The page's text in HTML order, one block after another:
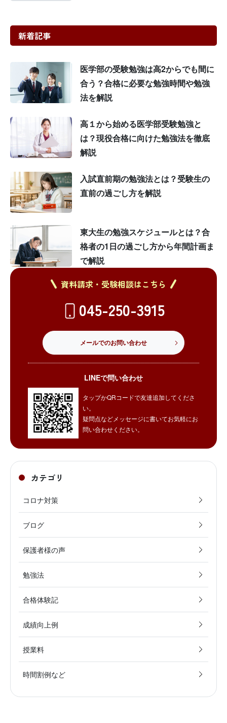
新着記事
医学部の受験勉強は高2からでも間に
合う？合格に必要な勉強時間や勉強
法を解説
高１から始める医学部受験勉強と
は？現役合格に向けた勉強法を徹底
解説
入試直前期の勉強法とは？受験生の
直前の過ごし方を解説
東大生の勉強スケジュールとは？合
格者の1日の過ごし方から年間計画ま
で解説
資料請求・受験相談はこちら
045-250-3915
メールでのお問い合わせ
LINEで問い合わせ
タップかQRコードで友達追加してくださ
い。
疑問点などメッセージに書いてお気軽にお
問い合わせください。
カテゴリ
コロナ対策
ブログ
保護者様の声
勉強法
合格体験記
成績向上例
授業料
時間割例など